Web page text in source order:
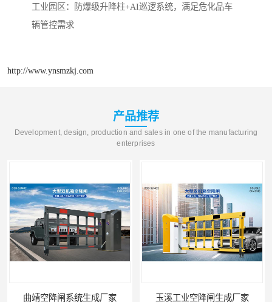
‌工业园区‌：防爆级升降柱+AI巡逻系统，满足危化品车
辆管控需求
http://www.ynsmzkj.com
产品推荐
Development, design, production and sales in one of the manufacturing
enterprises
曲靖空降闸系统生成厂家 玉溪工业空降闸生成厂家